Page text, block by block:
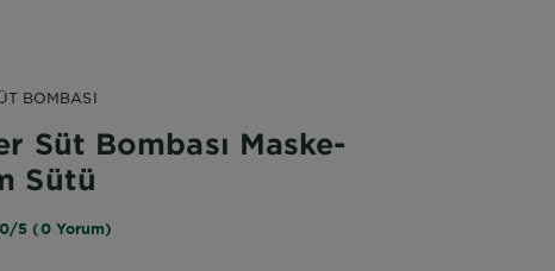
BOMBASI
Süt Bombası Maske-
Sütü
5 (0 Yorum)